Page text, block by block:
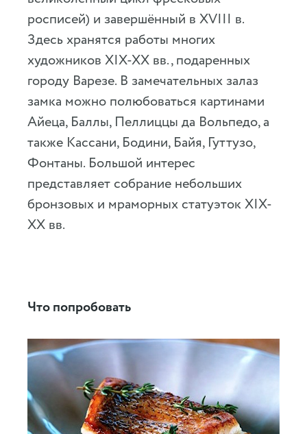
росписей) и завершённый в XVIII в.
Здесь хранятся работы многих
художников XIX-XX вв., подаренных
городу Варезе. В замечательных залаз
замка можно полюбоваться картинами
Айеца, Баллы, Пеллиццы да Вольпедо, а
также Кассани, Бодини, Байя, Гуттузо,
Фонтаны. Большой интерес
представляет собрание небольших
бронзовых и мраморных статуэток XIX-
XX вв.
Что попробовать